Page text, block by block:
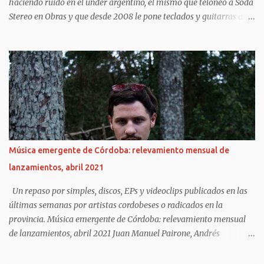
haciendo ruido en el under argentino, el mismo que teloneó a Soda
Stereo en Obras y que desde 2008 le pone teclados y guitarras al
Marfan avanzado y el corazón en las últimas. 10 días antes de
Navidad: para 5 minutos. Lo reviven. Sube al puesto 1 de la lista de
trasplante. 11 de diciembre: le ponen un corazón nuevo. 10 meses
internado: graba Exultante, su disco 100% hospitalario con tablet,
guitarra y susurros a las 2 AM. Octubre 2025: sale el álbum. HOY,
6/11, 21 hs: La Trastienda. Su primer show SOLISTA en DOS AÑOS.
“Quiero celebrar que estoy vivo, no presentar un disco que ya todos
escucharon”, tira Carca en el living de Belgrano, todavía con la
cicatriz fresca pero la púa en la mano. Exultante en 3 frases: Rock
setentoso + funk...
Música emergente de Córdoba: relevamiento mensual de
lanzamientos, abril 2021
Un repaso por simples, discos, EPs y videoclips publicados en las
últimas semanas por artistas cordobeses o radicados en la
provincia. Música emergente de Córdoba: relevamiento mensual
de lanzamientos, abril 2021 Juan Manuel Pairone, Andrés